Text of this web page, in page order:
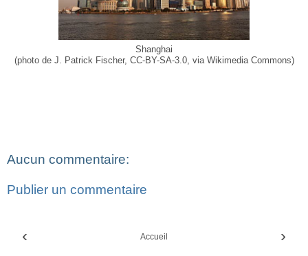
Shanghai
(photo de J. Patrick Fischer, CC-BY-SA-3.0, via Wikimedia Commons)
Aucun commentaire:
Publier un commentaire
‹ ›
Accueil